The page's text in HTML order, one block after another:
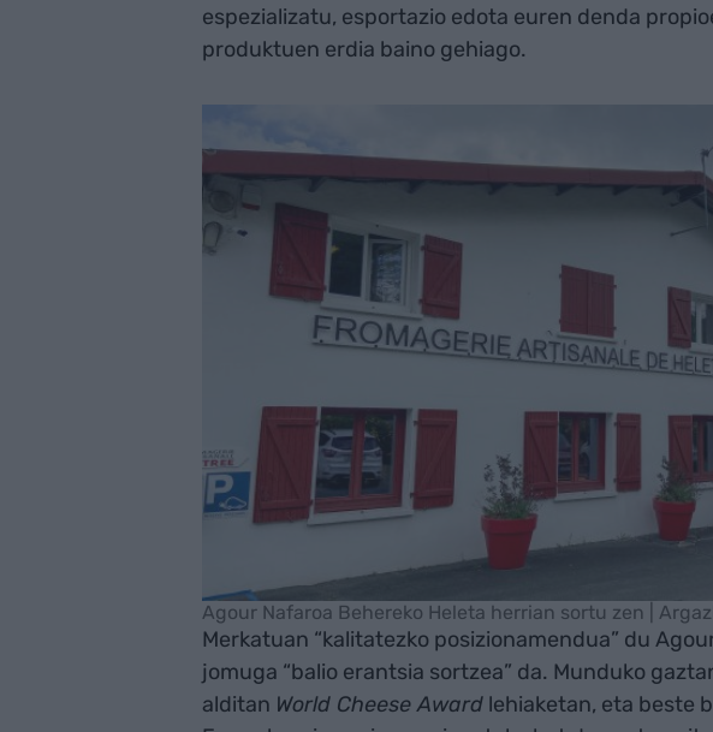
espezializatu, esportazio edota euren denda
produktuen erdia baino gehiago.
Agour Nafaroa Behereko Heleta herrian sortu zen |
Merkatuan “kalitatezko posizionamendua” du
jomuga “balio erantsia sortzea” da. Munduko
alditan World Cheese Awardlehiaketan, eta beste